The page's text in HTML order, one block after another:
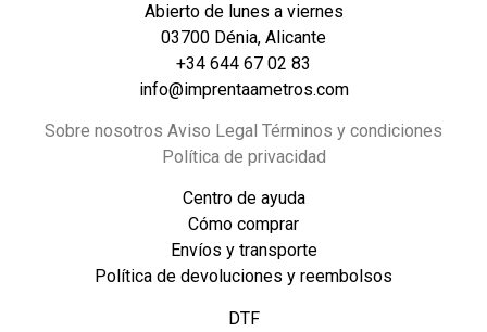
Abierto de lunes a viernes
03700 Dénia, Alicante
+34 644 67 02 83
info@imprentaametros.com
Sobre nosotros Aviso Legal Términos y condiciones
Política de privacidad
Centro de ayuda
Cómo comprar
Envíos y transporte
Política de devoluciones y reembolsos
DTF